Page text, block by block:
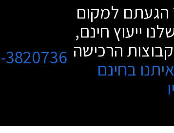
הגעתם למקום
ייעוץ חינם,
הרכישה
בחינם
3820736